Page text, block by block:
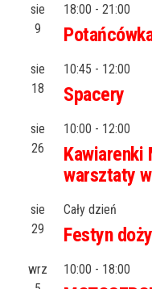
sie
9
18:00 - 21:00
sie
18
10:45 - 12:00
Spacery
sie
26
10:00 - 12:00
Kawiarenki
warsztaty
sie
29
Cały dzień
Festyn
wrz
10:00 - 18:00